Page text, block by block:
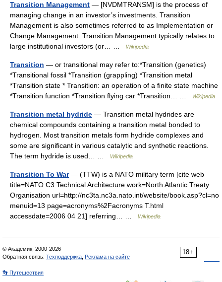
Transition Management — [NVDMTRANSM] is the process of
managing change in an investor’s investments. Transition
Management is also sometimes referred to as Implementation or
Change Management. Transition Management typically relates to
large institutional investors (or… …
Wikipedia
Transition — or transitional may refer to:*Transition (genetics)
*Transitional fossil *Transition (grappling) *Transition metal
*Transition state * Transition: an operation of a finite state machine
*Transition function *Transition flying car *Transition… …
Wikipedia
Transition metal hydride — Transition metal hydrides are
chemical compounds containing a transition metal bonded to
hydrogen. Most transition metals form hydride complexes and
some are significant in various catalytic and synthetic reactions.
The term hydride is used… …
Wikipedia
Transition To War— (TTW) is a NATO military term [cite web
title=NATO C3 Technical Architecture work=North Atlantic Treaty
Organisation url=http://nc3ta.nc3a.nato.int/website/book.asp?cl=no
menuid=13 page=acronyms%2Facronyms T.html
accessdate=2006 04 21] referring… …
Wikipedia
18+
© Академик, 2000-2026
Обратная связь: Техподдержка Реклама на сайте
👣 Путешествия